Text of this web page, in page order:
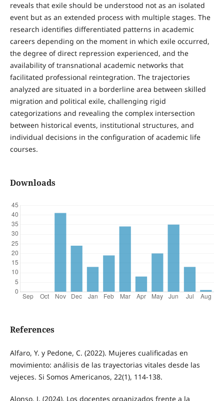
reveals that exile should be understood not as an isolated
event but as an extended process with multiple stages. The
research identifies differentiated patterns in academic
careers depending on the moment in which exile occurred,
the degree of direct repression experienced, and the
availability of transnational academic networks that
facilitated professional reintegration. The trajectories
analyzed are situated in a borderline area between skilled
migration and political exile, challenging rigid
categorizations and revealing the complex intersection
between historical events, institutional structures, and
individual decisions in the configuration of academic life
courses.
Downloads
References
Alfaro, Y. y Pedone, C. (2022). Mujeres cualificadas en
movimiento: análisis de las trayectorias vitales desde las
vejeces. Si Somos Americanos, 22(1), 114-138.
Alonso, J. (2024). Los docentes organizados frente a la